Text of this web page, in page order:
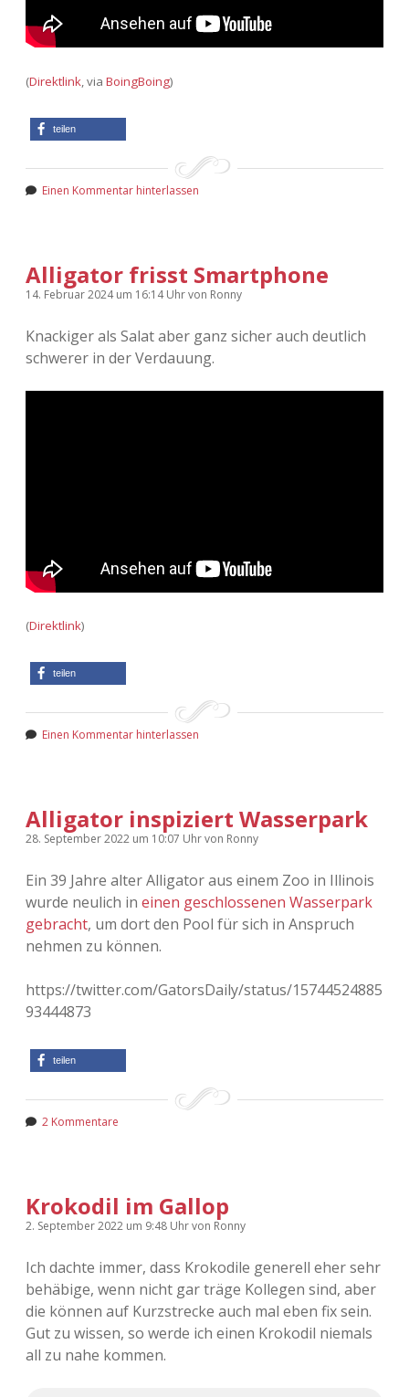
(Direktlink, via BoingBoing)
teilen
Einen Kommentar hinterlassen
Alligator frisst Smartphone
14. Februar 2024um 16:14 Uhrvon Ronny
Knackiger als Salat aber ganz sicher auch deutlich
schwerer in der Verdauung.
(Direktlink)
teilen
Einen Kommentar hinterlassen
Alligator inspiziert Wasserpark
28. September 2022 um 10:07 Uhrvon Ronny
Ein 39 Jahre alter Alligator aus einem Zoo in Illinois
wurde neulich in einen geschlossenen Wasserpark
gebracht, um dort den Pool für sich in Anspruch
nehmen zu können.
https://twitter.com/GatorsDaily/status/15744524885
93444873
teilen
2 Kommentare
Krokodil im Gallop
2. September 2022 um 9:48 Uhrvon Ronny
Ich dachte immer, dass Krokodile generell eher sehr
behäbige, wenn nicht gar träge Kollegen sind, aber
die können auf Kurzstrecke auch mal eben fix sein.
Gut zu wissen, so werde ich einen Krokodil niemals
all zu nahe kommen.